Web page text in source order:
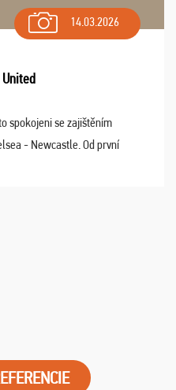
14.03.2026
spokojeni se zajištěním
- Newcastle. Od první